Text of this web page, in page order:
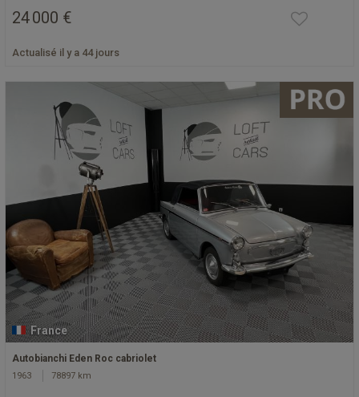
24 000 €
Actualisé il y a 44 jours
France
Autobianchi Eden Roc cabriolet
1963 78897 km